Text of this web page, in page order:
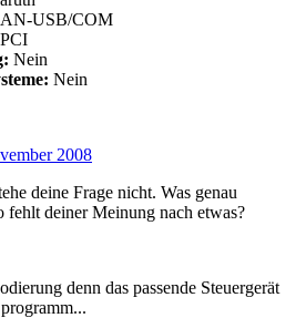
USB/COM
PCI
Nein
Nein
2008
deine Frage nicht. Was genau
fehlt deiner Meinung nach etwas?
denn das passende Steuergerät